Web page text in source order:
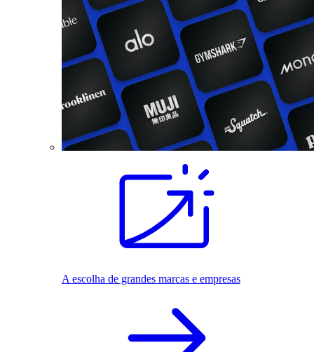
A escolha de grandes marcas e empresas